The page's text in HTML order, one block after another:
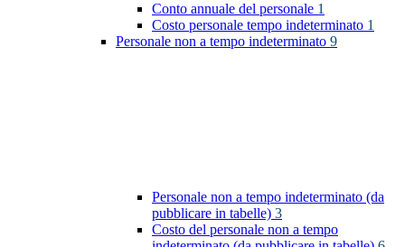
Conto annuale del personale 1
Costo personale tempo indeterminato 1
Personale non a tempo indeterminato 9
Personale non a tempo indeterminato (da
pubblicare in tabelle) 3
Costo del personale non a tempo